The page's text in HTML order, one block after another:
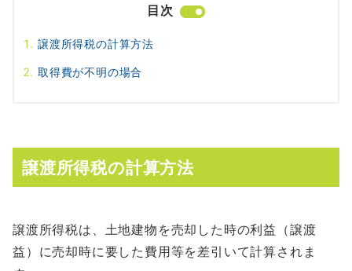
目次
譲渡所得税の計算方法
取得費が不明の場合
譲渡所得税の計算方法
譲渡所得税は、土地建物を売却した時の利益（譲渡
益）に売却時に要した費用等を差引いて計算されま